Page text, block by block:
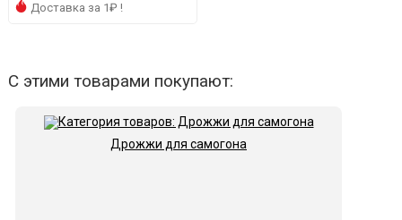
Доставка за 1₽ !
С этими товарами покупают:
Дрожжи для самогона